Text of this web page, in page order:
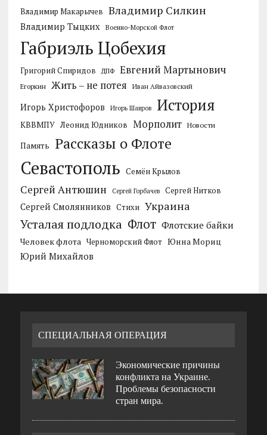
Владимир Макарычев Владимир Силкин
Владимир Тыцких Военно-Морской Флот
Габриэль Цобехия
Григорий Спиридов ДПФ Евгений Мартынович
Егоркин Жить – не потея Иван Айвазовский
Игорь Христофоров Игорь Шавров История
КВВМПУ Леонид Юдников Морполит Новости
Память Рассказы о Флоте
Севастополь Семён Крылов
Сергей Антюшин Сергей Горбачев Сергей Нитков
Сергей Смолянников Стихи Украина
Усталая подлодка Флот Флотские байки
Человек флота Черноморский Флот Юнна Мориц
Юрий Михайлов
СПЕЦИАЛЬНАЯ ОПЕРАЦИЯ
Экономические причины
конфликта на Украине.
Проблемы безопасности
стран мира.